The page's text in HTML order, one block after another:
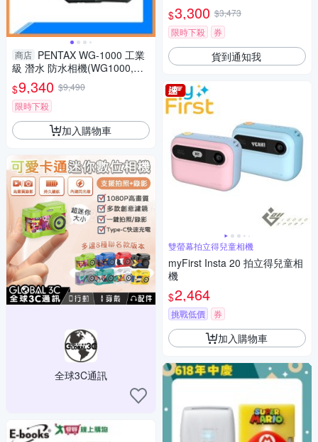
商店 PENTAX WG-1000 工業
級 潛水 防水相機(WG1000,公
司貨)抗撞、防塵、耐寒、4K
$9,340 $9,490
限時下殺
加入購物車
全球3C通訊
$3,300 $3,473
限時下殺
券
貨到通知我
雙螢幕拍立得兒童相機
myFirst Insta 20 拍立得兒童相
機
$2,464
挑戰低價 券
加入購物車